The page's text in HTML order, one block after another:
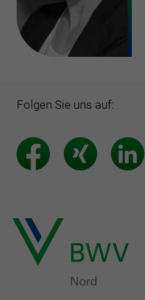
Folgen Sie uns auf: